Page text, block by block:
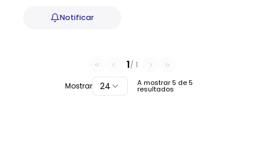
Notificar
A mostrar5 de5
resultados
1/1
Mostrar 24